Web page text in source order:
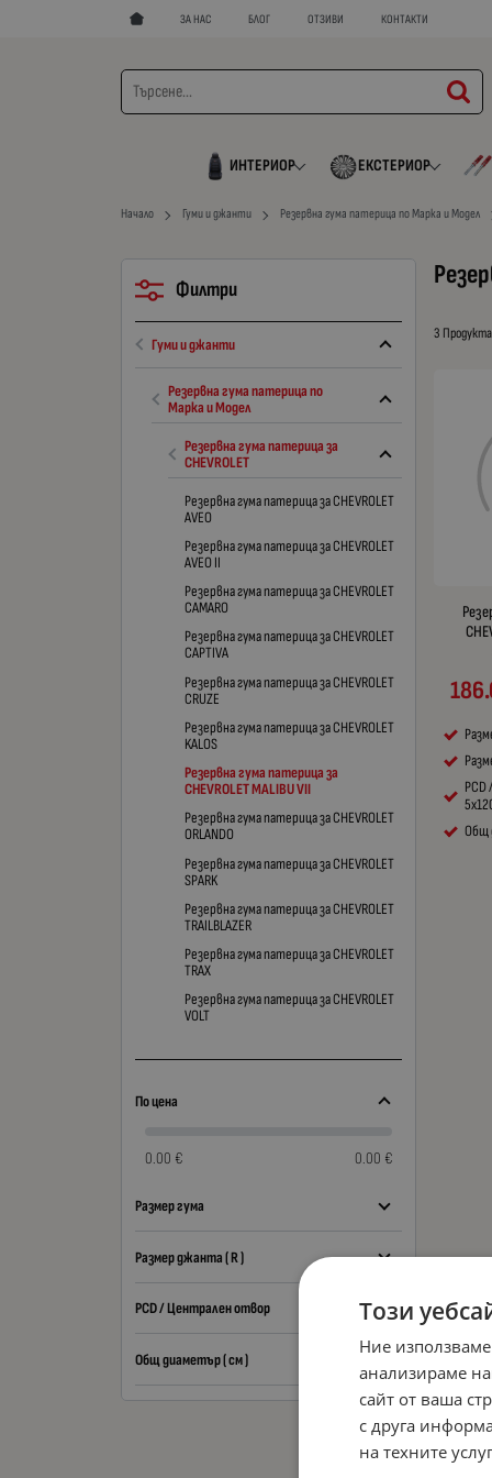
ЗА НАС БЛОГ ОТЗИВИ КОНТАКТИ
ИНТЕРИОР ЕКСТЕРИОР
Начало Гуми и джанти Резервна гума патерица по Марка и Модел
3 Продукта
Общ
Филтри
Гуми и джанти
Резервна гума патерица по
Марка и Модел
Резервна гума патерица за
CHEVROLET
Резервна гума патерица за CHEVROLET
AVEO
Резервна гума патерица за CHEVROLET
AVEO II
Резервна гума патерица за CHEVROLET
CAMARO
Резервна гума патерица за CHEVROLET
CAPTIVA
Резервна гума патерица за CHEVROLET
CRUZE
Резервна гума патерица за CHEVROLET
KALOS
Резервна гума патерица за
CHEVROLET MALIBU VII
Резервна гума патерица за CHEVROLET
ORLANDO
Резервна гума патерица за CHEVROLET
SPARK
Резервна гума патерица за CHEVROLET
TRAILBLAZER
Резервна гума патерица за CHEVROLET
TRAX
Резервна гума патерица за CHEVROLET
VOLT
По цена
0.00 € 0.00 €
Размер гума
Размер джанта ( R )
PCD / Централен отвор
Общ диаметър ( см )
Този
Ние
анализираме
сайт от ваша
с друга
на техните